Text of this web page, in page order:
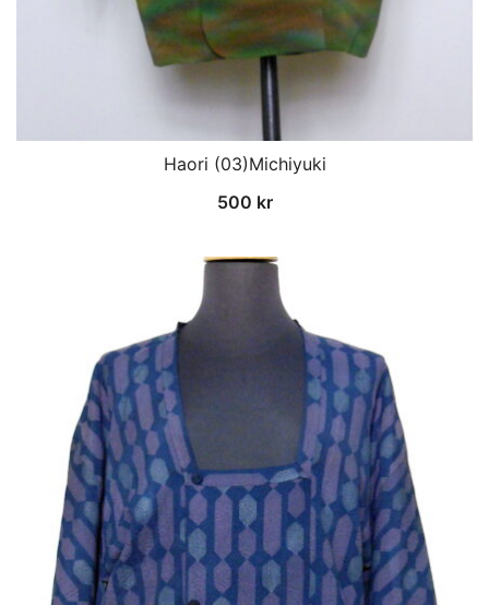
Haori (03)Michiyuki
500 kr